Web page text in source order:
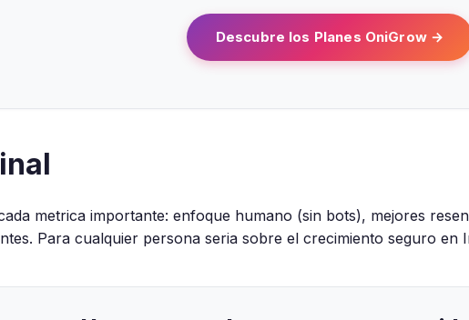
Descubre los Planes OniGrow →
metrica importante: enfoque humano (sin bots), mejores
Para cualquier persona seria sobre el crecimiento seguro en